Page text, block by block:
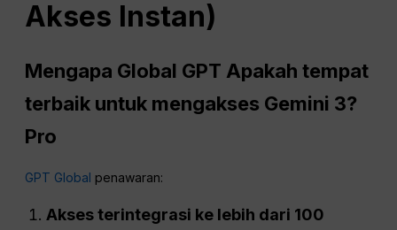
Akses Instan)
Mengapa Global GPT Apakah tempat
terbaik untuk mengakses Gemini 3?
Pro
GPT Global penawaran:
Akses terintegrasi ke lebih dari 100